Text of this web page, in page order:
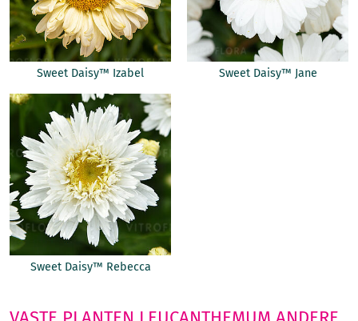
Sweet Daisy™ Izabel Sweet Daisy™ Jane
Sweet Daisy™ Rebecca